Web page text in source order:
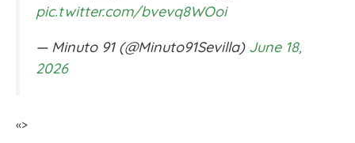
pic.twitter.com/bvevq8WOoi
— Minuto 91 (@Minuto91Sevilla) June 18,
2026
«>